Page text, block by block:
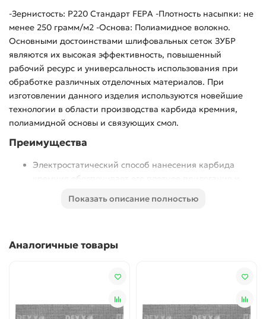
-Зернистость: Р220 Стандарт FEPA -Плотность насыпки: не
менее 250 грамм/м2 -Основа: Полиамидное волокно.
Основными достоинствами шлифовальных сеток ЗУБР
являются их высокая эффективность, повышенный
рабочий ресурс и универсальность использования при
обработке различных отделочных материалов. При
изготовлении данного изделия используются новейшие
технологии в области производства карбида кремния,
полиамидной основы и связующих смол.
Преимущества
Электростатический способ нанесения карбида
кремния обеспечивает его плотное прилегание и
Низкий коэффициент забиваемости
Большой выбор зернистостей
Использование
Показать описание полностью
Аналогичные товары